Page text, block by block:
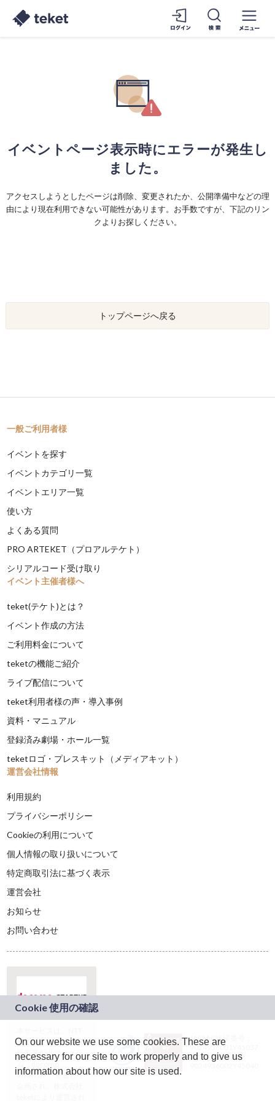
イベントページ表示時にエラーが発生し
ました。
アクセスしようとしたページは削除、変更されたか、公開準備中などの理
由により現在利用できない可能性があります。お手数ですが、下記のリン
クよりお探しください。
トップページへ戻る
一般ご利用者様
イベントを探す
イベントカテゴリ一覧
イベントエリア一覧
使い方
よくある質問
PRO ARTEKET（プロアルテケト）
シリアルコード受け取り
イベント主催者様へ
teket(テケト)とは？
イベント作成の方法
ご利用料金について
teketの機能ご紹介
ライブ配信について
teket利用者様の声・導入事例
資料・マニュアル
登録済み劇場・ホール一覧
teketロゴ・プレスキット（メディアキット）
運営会社情報
利用規約
プライバシーポリシー
Cookieの利用について
個人情報の取り扱いについて
特定商取引法に基づく表示
運営会社
お知らせ
お問い合わせ
ドコモグループの新
規事業創出プログラ
ム「docomo
STARTUP」を通じて
JASRAC許諾番号：
9024936001Y45037
JASRAC許諾番号：
On our website we use some cookies. These are
necessary for our site to work properly and to give us
information about how our site is used.